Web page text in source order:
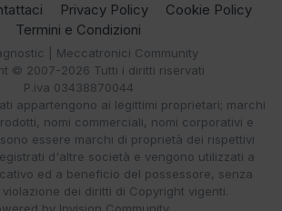
Privacy Policy
Cookie Policy
Termini e Condizioni
| Meccatronici Community
© 2007-2026 Tutti i diritti riservati
P.iva 03438870044
appartengono ai legittimi proprietari; marchi
nomi commerciali, nomi corporativi e
essere marchi di proprietà dei rispettivi
d'altre società e vengono utilizzati a
ed a beneficio del possessore, senza
dei diritti di Copyright vigenti.